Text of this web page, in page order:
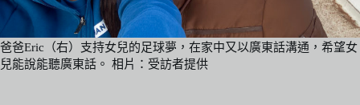
爸爸Eric（右）支持女兒的足球夢，在家中又以廣東話溝通，希望女
兒能說能聽廣東話。 相片：受訪者提供